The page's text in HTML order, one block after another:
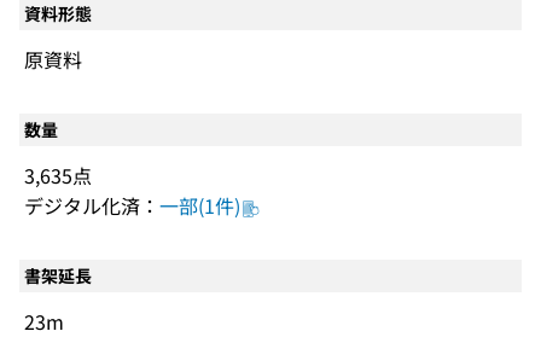
資料形態
原資料
数量
3,635点
デジタル化済： 一部(1件)
書架延長
23m